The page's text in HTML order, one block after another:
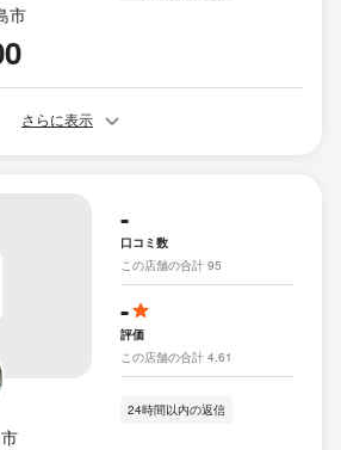
市
さらに表示
-
口コミ数
この店舗の合計 95
-
評価
この店舗の合計 4.61
24時間以内の返信